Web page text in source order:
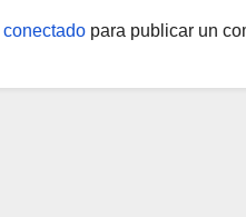
conectado para publicar un